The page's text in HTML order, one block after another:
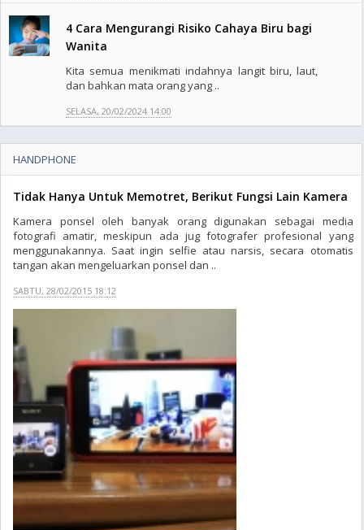
4 Cara Mengurangi Risiko Cahaya Biru bagi
Wanita
Kita semua menikmati indahnya langit biru, laut,
dan bahkan mata orang yang ..
SELASA, 20/02/2024 14:00
HANDPHONE
Tidak Hanya Untuk Memotret, Berikut Fungsi Lain Kamera
Kamera ponsel oleh banyak orang digunakan sebagai media
fotografi amatir, meskipun ada jug fotografer profesional yang
menggunakannya. Saat ingin selfie atau narsis, secara otomatis
tangan akan mengeluarkan ponsel dan ..
SABTU, 28/02/2015 18:12